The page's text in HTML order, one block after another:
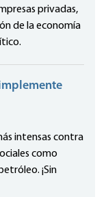
privadas,
de la economía
intensas contra
como
¡Sin